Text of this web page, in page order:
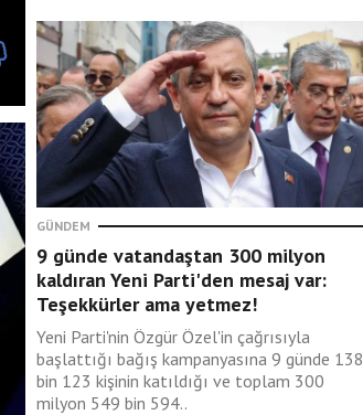
GÜNDEM
9 günde vatandaştan 300 milyon
kaldıran Yeni Parti'den mesaj var:
Teşekkürler ama yetmez!
Yeni Parti'nin Özgür Özel'in çağrısıyla
başlattığı bağış kampanyasına 9 günde 138
bin 123 kişinin katıldığı ve toplam 300
milyon 549 bin 594..